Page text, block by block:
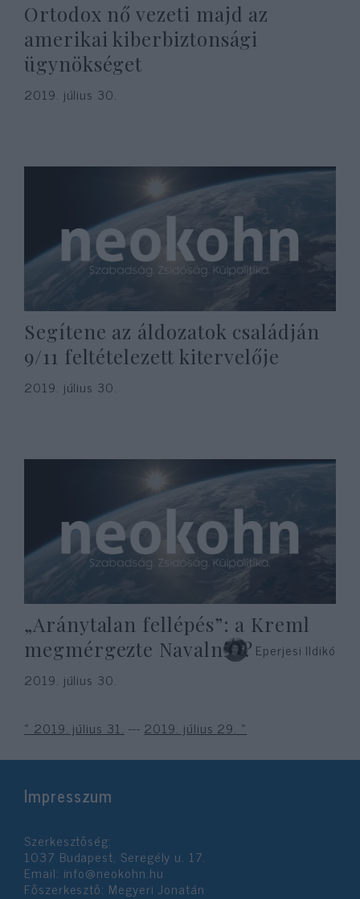
Ortodox nő vezeti majd az
amerikai kiberbiztonsági
ügynökséget
2019. július 30.
Segítene az áldozatok családján
9/11 feltételezett kitervelője
2019. július 30.
„Aránytalan fellépés”: a Kreml
megmérgezte Navalnijt? Eperjesi Ildikó
2019. július 30.
« 2019. július 31. --- 2019. július 29. »
Impresszum
Szerkesztőség:
1037 Budapest, Seregély u. 17.
Email: info@neokohn.hu
Főszerkesztő: Megyeri Jonatán